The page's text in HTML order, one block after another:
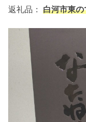
返礼品： 白河市東